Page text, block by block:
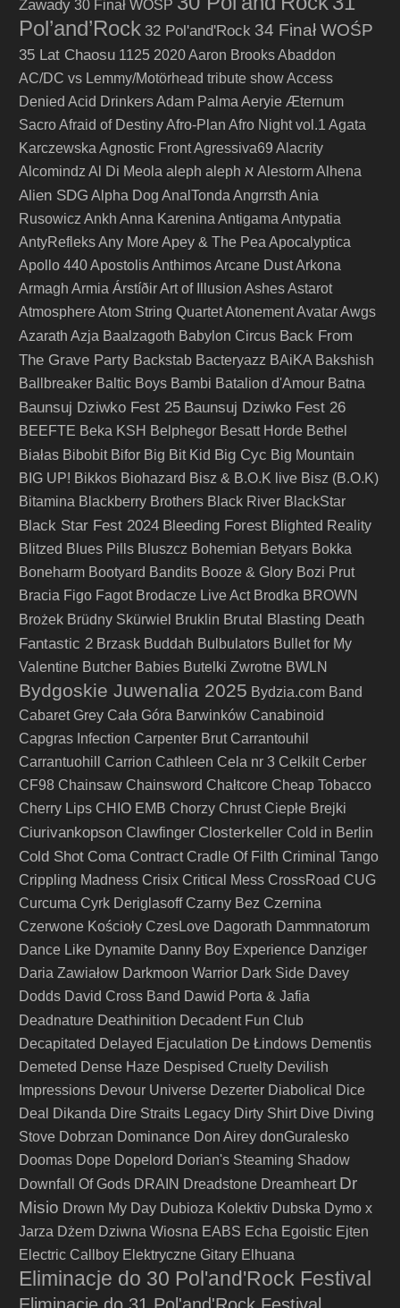
Zawady 30 Finał WOŚP
Pol’and’Rock 32 Pol'and'Rock 34 Finał WOŚP
35 Lat Chaosu 1125 2020Aaron BrooksAbaddon
AC/DC vs Lemmy/Motörhead tribute showAccess
Denied Acid DrinkersAdam Palma Aeryie Æternum
SacroAfraid of DestinyAfro-Plan Afro Night vol.1 Agata
Karczewska Agnostic FrontAgressiva69 Alacrity
Alcomindz Al Di Meola aleph aleph א AlestormAlhena
Alien SDG Alpha Dog AnalTonda Angrrsth Ania
Rusowicz Ankh Anna Karenina Antigama Antypatia
AntyRefleksAny MoreApey & The Pea Apocalyptica
Apollo 440Apostolis AnthimosArcane DustArkona
Armagh Armia ÁrstíðirArt of Illusion AshesAstarot
AtmosphereAtom String QuartetAtonementAvatarAwgs
Azarath Azja Baalzagoth Babylon Circus Back From
The Grave Party Backstab Bacteryazz BAiKA Bakshish
Ballbreaker Baltic Boys Bambi Batalion d'Amour Batna
Baunsuj Dziwko Fest 25 Baunsuj Dziwko Fest 26
BEEFTE Beka KSH Belphegor Besatt Horde Bethel
Białas Bibobit Bifor Big Bit Kid Big Cyc Big Mountain
BIG UP! Bikkos Biohazard Bisz & B.O.K live Bisz (B.O.K)
Bitamina Blackberry Brothers Black River BlackStar
Black Star Fest 2024 Bleeding Forest Blighted Reality
Blitzed Blues Pills Bluszcz Bohemian Betyars Bokka
Boneharm Bootyard Bandits Booze & Glory Bozi Prut
Bracia Figo Fagot Brodacze Live Act Brodka BROWN
Brożek Brüdny Skürwiel Bruklin Brutal Blasting Death
Fantastic 2 Brzask Buddah Bulbulators Bullet for My
Valentine Butcher Babies Butelki Zwrotne BWLN
Bydgoskie Juwenalia 2025 Bydzia.com Band
Cabaret Grey Cała Góra Barwinków Canabinoid
Capgras Infection Carpenter Brut Carrantouhil
Carrantuohill
Carrion Cathleen Cela nr 3 Celkilt Cerber
CF98 Chainsaw Chainsword Chałtcore Cheap Tobacco
Cherry Lips CHIO EMB Chorzy Chrust Ciepłe Brejki
Ciurivankopson Clawfinger Closterkeller Cold in Berlin
Cold Shot Coma Contract Cradle Of Filth Criminal Tango
Crippling Madness Crisix Critical Mess CrossRoad CUG
Curcuma Cyrk Deriglasoff Czarny Bez Czernina
Czerwone Kościoły CzesLove Dagorath Dammnatorum
Dance Like Dynamite Danny Boy Experience Danziger
Daria Zawiałow Darkmoon Warrior Dark Side Davey
Dodds David Cross Band Dawid Porta & Jafia
Deadnature Deathinition Decadent Fun Club
Decapitated Delayed Ejaculation De Łindows Dementis
Demeted Dense Haze Despised Cruelty Devilish
Impressions Devour Universe Dezerter Diabolical
Dice
Deal
Dikanda Dire Straits Legacy Dirty Shirt Dive Diving
Stove Dobrzan Dominance Don Airey donGuralesko
Doomas Dope Dopelord Dorian's Steaming Shadow
Downfall Of Gods DRAIN Dreadstone Dreamheart Dr
Misio Drown My Day Dubioza Kolektiv Dubska Dymo x
Jarza Dżem Dziwna Wiosna EABS Echa Egoistic Ejten
Electric Callboy Elektryczne Gitary Elhuana
Eliminacje do 30 Pol'and'Rock Festival